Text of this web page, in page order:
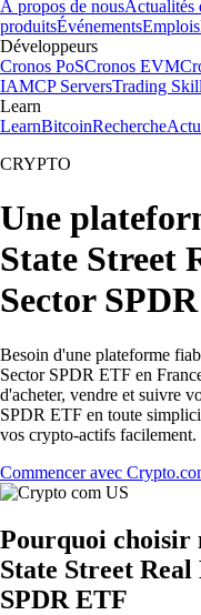
À propos de nousActualités
produitsÉvénementsEmplois
Développeurs
Cronos PoSCronos EVM
IAMCP ServersTrading
Learn
LearnBitcoinRecherche
CRYPTO
Une
State Street
Sector
Besoin d'une plateforme
Sector SPDR ETF en
d'acheter, vendre et suivre
SPDR ETF en toute
vos crypto-actifs facilement.
Commencer avec
Pourquoi choisir
State Street Real
SPDR ETF